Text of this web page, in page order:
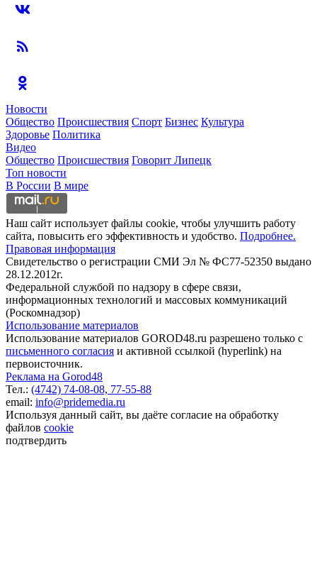
Новости
Общество Происшествия Спорт Бизнес Культура
Здоровье Политика
Видео
Общество Происшествия Говорит Липецк
Топ новости
В России В мире
Наш сайт использует файлы cookie, чтобы улучшить работу
сайта, повысить его эффективность и удобство. Подробнее.
Правовая информация
Свидетельство о регистрации СМИ Эл № ФС77-52350 выдано
28.12.2012г.
Федеральной службой по надзору в сфере связи,
информационных технологий и массовых коммуникаций
(Роскомнадзор)
Использование материалов
Использование материалов GOROD48.ru разрешено только с
письменного согласия и активной ссылкой (hyperlink) на
первоисточник.
Реклама на Gorod48
Тел.: (4742) 74-08-08, 77-55-88
email: info@pridemedia.ru
Используя данный сайт, вы даёте согласие на обработку
файлов cookie
подтвердить